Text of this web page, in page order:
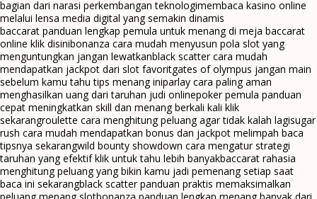
bagian dari narasi perkembangan teknologimembaca kasino online
melalui lensa media digital yang semakin dinamis
baccarat panduan lengkap pemula untuk menang di meja baccarat
online klik disinibonanza cara mudah menyusun pola slot yang
menguntungkan jangan lewatkanblack scatter cara mudah
mendapatkan jackpot dari slot favoritgates of olympus jangan main
sebelum kamu tahu tips menang iniparlay cara paling aman
menghasilkan uang dari taruhan judi onlinepoker pemula panduan
cepat meningkatkan skill dan menang berkali kali klik
sekarangroulette cara menghitung peluang agar tidak kalah lagisugar
rush cara mudah mendapatkan bonus dan jackpot melimpah baca
tipsnya sekarangwild bounty showdown cara mengatur strategi
taruhan yang efektif klik untuk tahu lebih banyakbaccarat rahasia
menghitung peluang yang bikin kamu jadi pemenang setiap saat
baca ini sekarangblack scatter panduan praktis memaksimalkan